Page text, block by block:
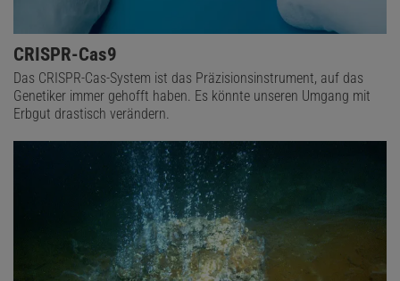
CRISPR-Cas9
Das CRISPR-Cas-System ist das Präzisionsinstrument, auf das
Genetiker immer gehofft haben. Es könnte unseren Umgang mit
Erbgut drastisch verändern.